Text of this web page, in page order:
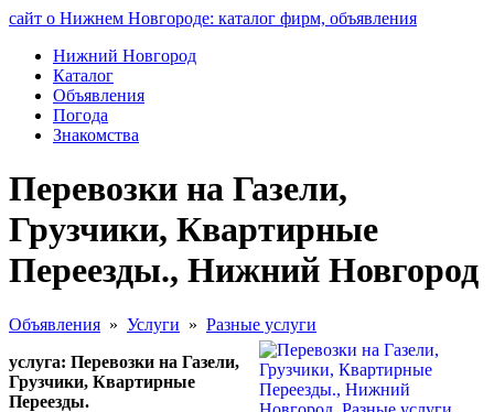
сайт о Нижнем Новгороде: каталог фирм, объявления
Нижний Новгород
Каталог
Объявления
Погода
Знакомства
Перевозки на Газели,
Грузчики, Квартирные
Переезды., Нижний Новгород
Объявления » Услуги » Разные услуги
услуга: Перевозки на Газели,
Грузчики, Квартирные
Переезды.